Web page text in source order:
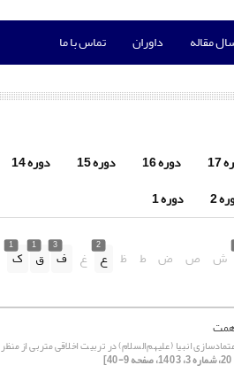
مقاله داوران تماس با ما
دوره 16 دوره 15 دوره 14
2 دوره 1
ش ص ض ط ظ
2
ع غ
3
ف
1
ق
1
ک
همت
انبیا (علیهم‌السلام) در تربیت اخلاقی متربی از منظر